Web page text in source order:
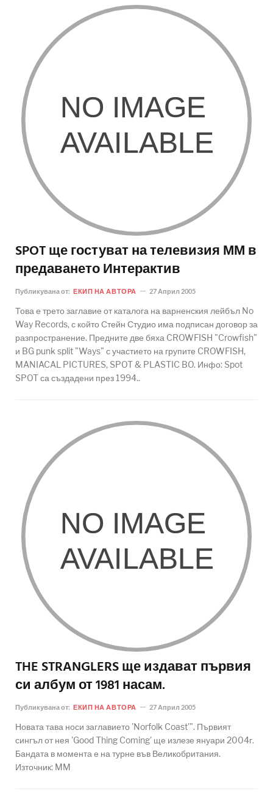
SPOT ще гостуват на телевизия ММ в
предаването Интерактив
Публикувана от: ЕКИП НА АВТОРА 27 Април 2005
Това е трето заглавие от каталога на варненския лейбъл No
Way Records, с който Стейн Студио има подписан договор за
разпространение. Предните две бяха CROWFISH "Crowfish"
и BG punk split "Ways" с участието на групите CROWFISH,
MANIACAL PICTURES, SPOT & PLASTIC BO. Инфо: Spot
SPOT са създадени през 1994..
THE STRANGLERS ще издават първия
си албум от 1981 насам.
Публикувана от: ЕКИП НА АВТОРА 27 Април 2005
Новата тава носи заглавието 'Norfolk Coast'". Първият
сингъл от нея 'Good Thing Coming' ще излезе януари 2004г.
Бандата в момента е на турне във Великобритания.
Източник: MM